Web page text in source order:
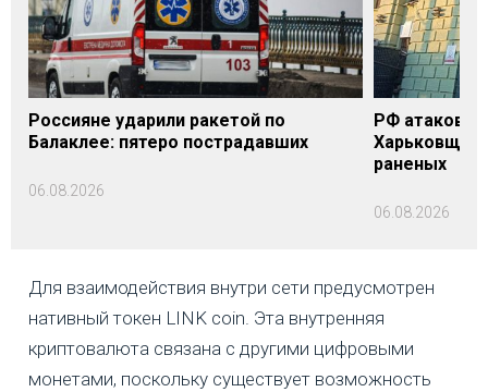
Россияне ударили ракетой по
Балаклее: пятеро пострадавших
06.08.2026
РФ
раненых
06.08.2026
Для взаимодействия внутри сети предусмотрен
нативный токен LINK coin. Эта внутренняя
криптовалюта связана с другими цифровыми
монетами, поскольку существует возможность